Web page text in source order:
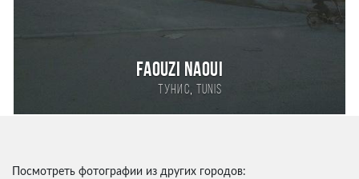
Faouzi NAOUI
Тунис, Tunis
Посмотреть фотографии из других городов: